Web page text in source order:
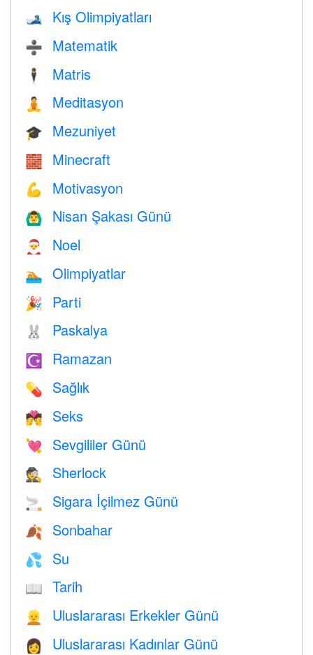
🎿 Kış Olimpiyatları
➗ Matematik
🕴️ Matris
🧘 Meditasyon
🎓 Mezuniyet
🧱 Minecraft
💪 Motivasyon
🙆‍♂️ Nisan Şakası Günü
🎅 Noel
🏊 Olimpiyatlar
🎉 Parti
🐰 Paskalya
☪️ Ramazan
💊 Sağlık
💏 Seks
💘 Sevgililer Günü
🕵️ Sherlock
🚬 Sigara İçilmez Günü
🍂 Sonbahar
💦 Su
📖 Tarih
👱 Uluslararası Erkekler Günü
👩 Uluslararası Kadınlar Günü